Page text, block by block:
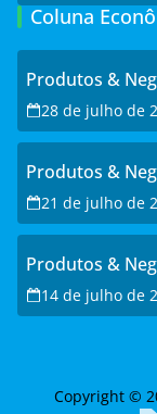
Coluna
Produtos &
28 de julho de
Produtos &
21 de julho de
Produtos &
14 de julho de
Copyright ©